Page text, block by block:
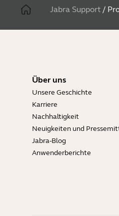
Jabra Support /
Über uns
Unsere Geschichte
Karriere
Nachhaltigkeit
Neuigkeiten und
Jabra-Blog
Anwenderberichte